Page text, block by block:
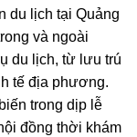
du lịch tại Quảng
và ngoài
du lịch, từ lưu trú
tế địa phương.
trong dịp lễ
đồng thời khám